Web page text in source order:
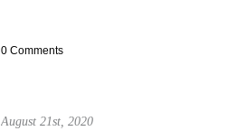
0 Comments
August 21st, 2020